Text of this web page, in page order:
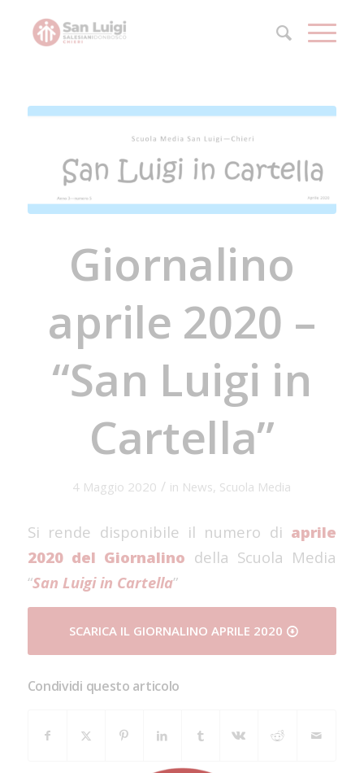
Giornalino
aprile 2020 –
“San Luigi in
Cartella”
4 Maggio 2020 / in News, Scuola Media
Si rende disponibile il numero di aprile
2020 del Giornalino della Scuola Media
“San Luigi in Cartella”
SCARICA IL GIORNALINO APRILE 2020
Condividi questo articolo